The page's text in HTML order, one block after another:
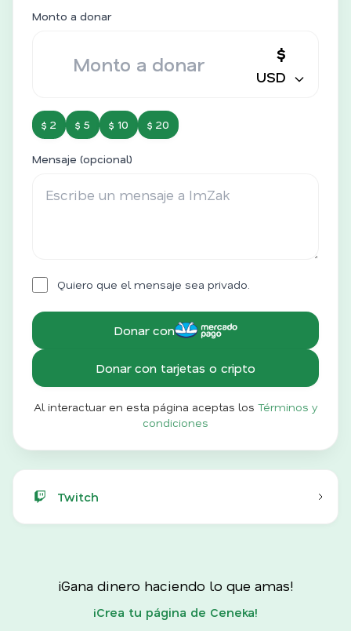
Monto a donar
$
USD
$ 2 $ 5 $ 10 $ 20
Mensaje (opcional)
Quiero que el mensaje sea privado.
Donar con
Donar con tarjetas o cripto
Al interactuar en esta página aceptas los Términos y
condiciones
Twitch
¡Gana dinero haciendo lo que amas!
¡Crea tu página de Ceneka!